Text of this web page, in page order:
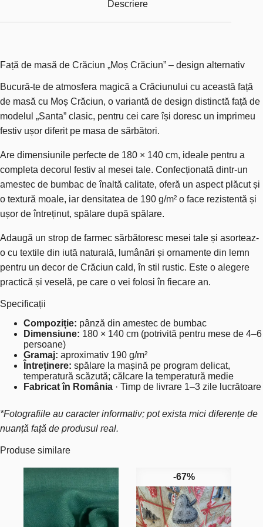
Descriere
Față de masă de Crăciun „Moș Crăciun” – design alternativ
Bucură-te de atmosfera magică a Crăciunului cu această față
de masă cu Moș Crăciun, o variantă de design distinctă față de
modelul „Santa” clasic, pentru cei care își doresc un imprimeu
festiv ușor diferit pe masa de sărbători.
Are dimensiunile perfecte de 180 × 140 cm, ideale pentru a
completa decorul festiv al mesei tale. Confecționată dintr-un
amestec de bumbac de înaltă calitate, oferă un aspect plăcut și
o textură moale, iar densitatea de 190 g/m² o face rezistentă și
ușor de întreținut, spălare după spălare.
Adaugă un strop de farmec sărbătoresc mesei tale și asorteaz-
o cu textile din iută naturală, lumânări și ornamente din lemn
pentru un decor de Crăciun cald, în stil rustic. Este o alegere
practică și veselă, pe care o vei folosi în fiecare an.
Specificații
Compoziție: pânză din amestec de bumbac
Dimensiune: 180 × 140 cm (potrivită pentru mese de 4–6
persoane)
Gramaj: aproximativ 190 g/m²
Întreținere: spălare la mașină pe program delicat,
temperatură scăzută; călcare la temperatură medie
Fabricat în România · Timp de livrare 1–3 zile lucrătoare
*Fotografiile au caracter informativ; pot exista mici diferențe de
nuanță față de produsul real.
Produse similare
-67%